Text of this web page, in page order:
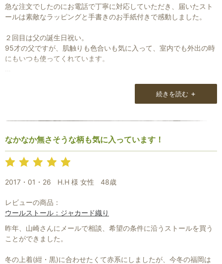
急な注文でしたのにお電話で丁寧に対応していただき、届いたスト
ールは素敵なラッピングと手書きのお手紙付きで感動しました。
２回目は父の誕生日祝い。
95才の父ですが、肌触りも色合いも気に入って、室内でも外出の時
にもいつも使ってくれています。
シックな刺繍が素敵で他では見かけないものですし、大判ストール
Natural Loungeのお二人が愛着を持って選んでくださったストール
これからも大切に使わせていただきます。
続きを読む +
なかなか無さそうな柄も気に入っています！
2017・01・26 H.H 様 女性 48歳
レビューの商品：
ウールストール：ジャカード織り
昨年、山崎さんにメールで相談、希望の条件に沿うストールを買う
ことができました。
冬の上着(紺・黒)に合わせたくて赤系にしましたが、今冬の福岡は